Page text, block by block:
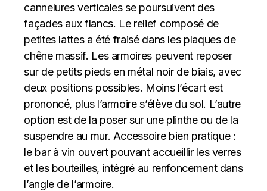
cannelures verticales se poursuivent des
façades aux flancs. Le relief composé de
petites lattes a été fraisé dans les plaques de
chêne massif. Les armoires peuvent reposer
sur de petits pieds en métal noir de biais, avec
deux positions possibles. Moins l’écart est
prononcé, plus l’armoire s’élève du sol. L’autre
option est de la poser sur une plinthe ou de la
suspendre au mur. Accessoire bien pratique :
le bar à vin ouvert pouvant accueillir les verres
et les bouteilles, intégré au renfoncement dans
l’angle de l’armoire.